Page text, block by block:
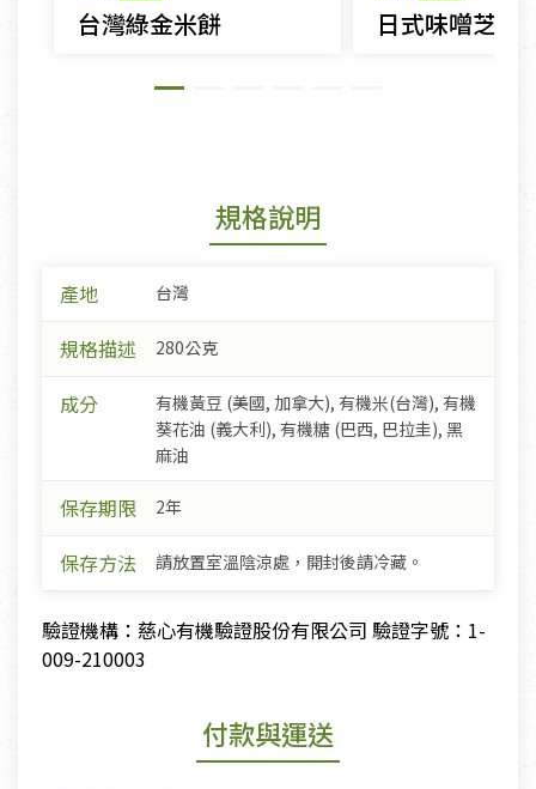
台灣綠金米餅 日式味噌芝麻
規格說明
產地 台灣
規格描述 280公克
成分
有機黃豆 (美國, 加拿大), 有機米(台灣), 有機
葵花油 (義大利), 有機糖 (巴西, 巴拉圭), 黑
麻油
保存期限 2年
保存方法 請放置室溫陰涼處，開封後請冷藏。
驗證機構：慈心有機驗證股份有限公司 驗證字號：1-
009-210003
付款與運送